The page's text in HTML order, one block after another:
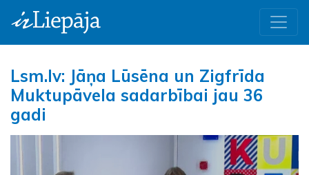
Lsm.lv: Jāņa Lūsēna un Zigfrīda
Muktupāvela sadarbībai jau 36
gadi